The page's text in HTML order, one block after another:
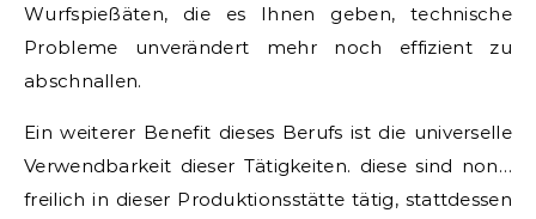
Wurfspießäten, die es Ihnen geben, technische
Probleme unverändert mehr noch effizient zu
abschnallen.
Ein weiterer Benefit dieses Berufs ist die universelle
Verwendbarkeit dieser Tätigkeiten. diese sind non…
freilich in dieser Produktionsstätte tätig, stattdessen